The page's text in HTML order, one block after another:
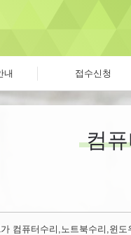
내 접수신청
컴
컴퓨터수리,노트북수리,윈